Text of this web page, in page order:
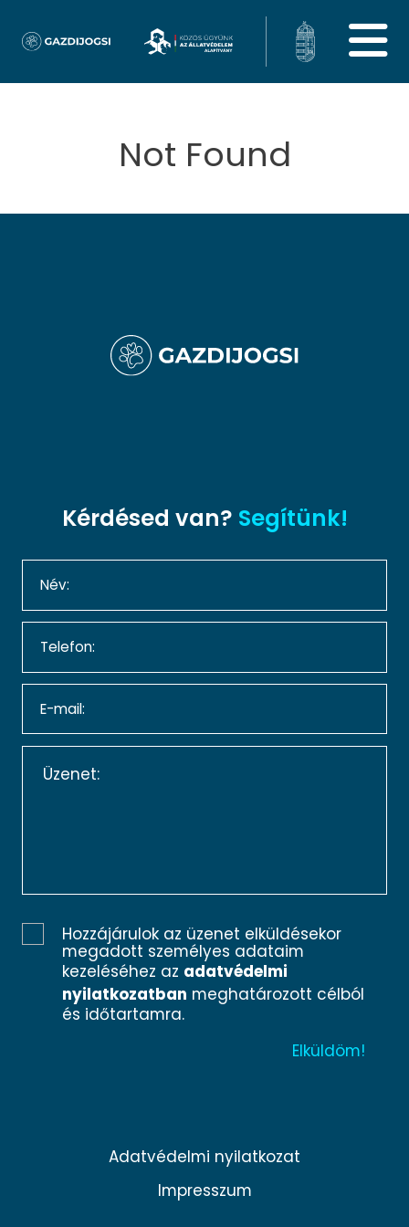
Not Found
Kérdésed van? Segítünk!
Hozzájárulok az üzenet elküldésekor
megadott személyes adataim
kezeléséhez az adatvédelmi
nyilatkozatban meghatározott célból
és időtartamra.
Adatvédelmi nyilatkozat
Impresszum